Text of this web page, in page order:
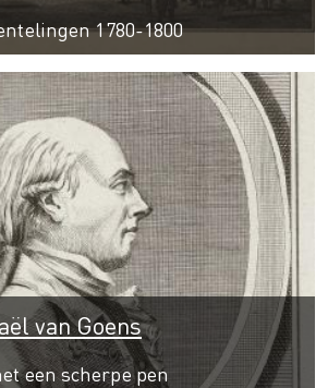
1780-1800
van Goens
een scherpe pen